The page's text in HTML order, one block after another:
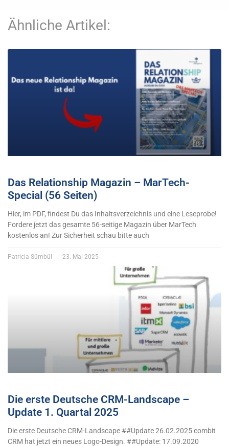
Ähnliche Artikel:
Das Relationship Magazin – MarTech-
Special (56 Seiten)
Hier, im PDF, findest Du das Inhaltsverzeichnis und eine Leseprobe!
Fordere jetzt das gesamte 56-seitige Magazin über MarTech
kostenlos an! Zur Sicherheit schau bitte auch
Patricia Sümbül 23. Mai 2025
Die erste Deutsche CRM-Landscape –
Update 1. Quartal 2025
Die erste Deutsche CRM-Landscape ##Update 26.02.2025 combit
CRM hat jetzt ein neues Logo-Design. ##Update: 17.09.2020